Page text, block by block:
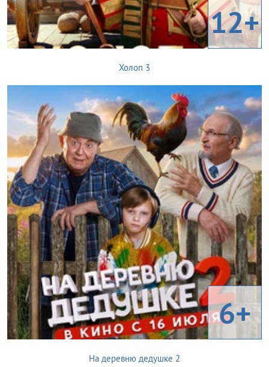
12+
Холоп 3
6+
На деревню дедушке 2